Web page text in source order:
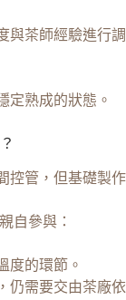
與茶師經驗進行調
熟成的狀態。
控管，但基礎製作
自參與：
度的環節。
仍需要交由茶廠依